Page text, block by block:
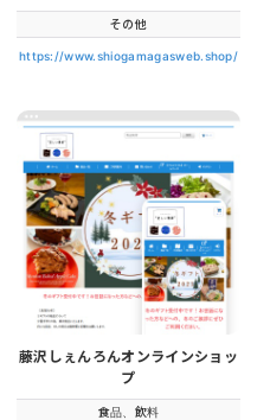
その他
https://www.shiogamagasweb.shop/
藤沢しぇんろんオンラインショッ
プ
食品、飲料